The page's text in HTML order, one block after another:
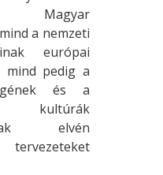
Magyar
a nemzeti
európai
mind pedig a
és a
elvén